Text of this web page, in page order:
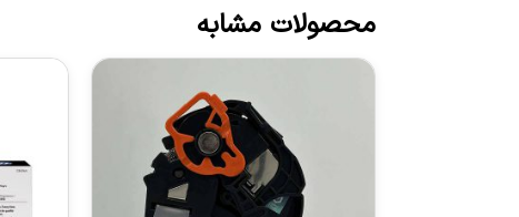
محصولات مشابه